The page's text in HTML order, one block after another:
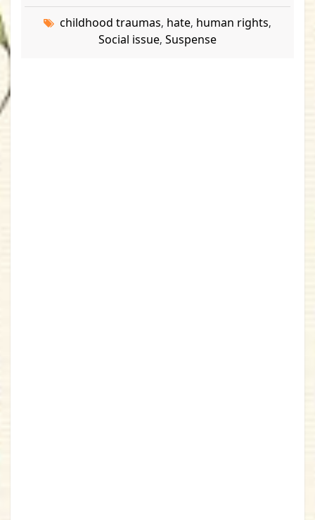
childhood traumas, hate, human rights,
Social issue, Suspense